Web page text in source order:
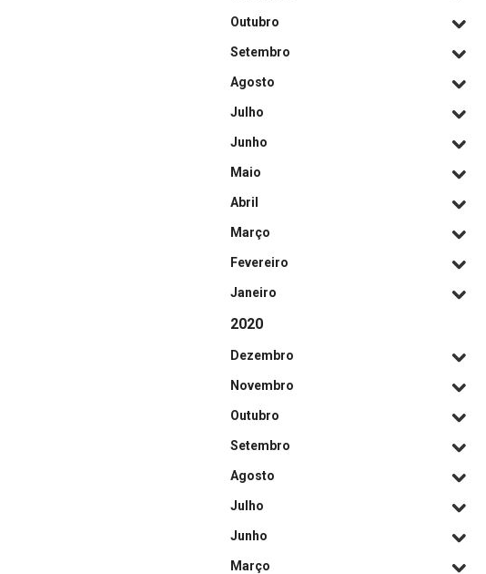
Outubro
Setembro
Agosto
Julho
Junho
Maio
Abril
Março
Fevereiro
Janeiro
2020
Dezembro
Novembro
Outubro
Setembro
Agosto
Julho
Junho
Março